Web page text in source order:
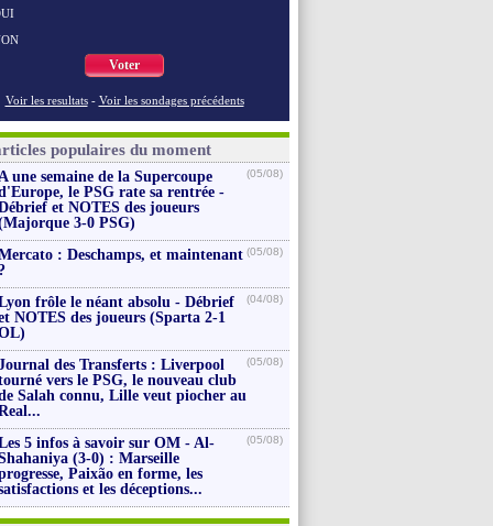
Voter
Voir les resultats - Voir les sondages précédents
populaires du moment
une semaine de la Supercoupe
le PSG rate sa rentrée -
et NOTES des joueurs
3-0 PSG)
(05/08)
: Deschamps, et maintenant (05/08)
frôle le néant absolu - Débrief
NOTES des joueurs (Sparta 2-1
(04/08)
des Transferts : Liverpool
vers le PSG, le nouveau club
Salah connu, Lille veut piocher au
(05/08)
5 infos à savoir sur OM - Al-
(3-0) : Marseille
Paixão en forme, les
et les déceptions...
(05/08)